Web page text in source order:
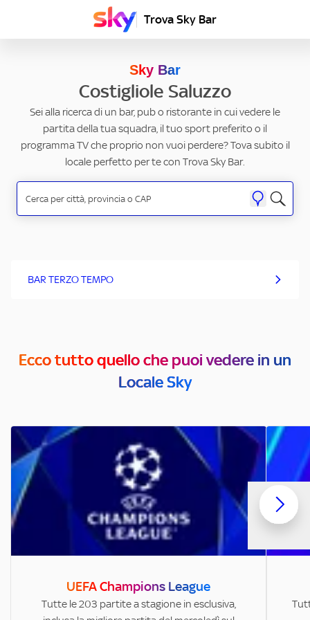
Trova Sky Bar
Sky Bar
Costigliole Saluzzo
Sei alla ricerca di un bar, pub o ristorante in cui vedere le
partita della tua squadra, il tuo sport preferito o il
programma TV che proprio non vuoi perdere? Tova subito il
locale perfetto per te con Trova Sky Bar.
BAR TERZO TEMPO
Ecco tutto quello che puoi vedere in un
Locale Sky
UEFA Champions League
Tutte le 203 partite a stagione in esclusiva,